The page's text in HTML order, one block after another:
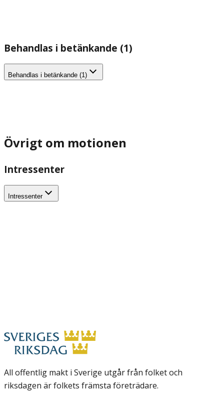
Behandlas i betänkande (1)
Behandlas i betänkande (1)
Övrigt om motionen
Intressenter
Intressenter
All offentlig makt i Sverige utgår från folket och
riksdagen är folkets främsta företrädare.